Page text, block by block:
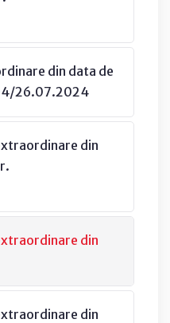
din data de
26.07.2024
din
din
din